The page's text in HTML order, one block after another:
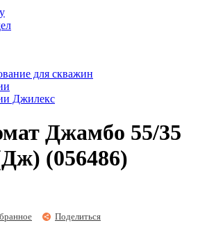
для скважин
Джилекс
Джамбо 55/35
(056486)
Поделиться